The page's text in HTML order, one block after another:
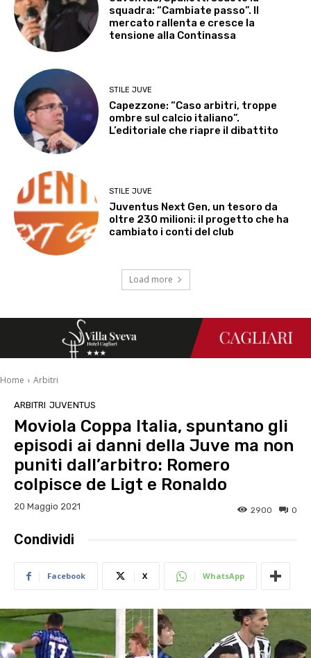
squadra: “Cambiate passo”. Il
mercato rallenta e cresce la
tensione alla Continassa
STILE JUVE
Capezzone: “Caso arbitri, troppe
ombre sul calcio italiano”.
L’editoriale che riapre il dibattito
STILE JUVE
Juventus Next Gen, un tesoro da
oltre 230 milioni: il progetto che ha
cambiato i conti del club
Load more